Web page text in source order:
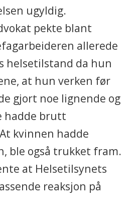
reaksjon.
det ikke funnet
i
46 saker
§
til en advarsel.
ugyldig.
pekte blant
allerede
helsetilstand da hun
at hun verken før
gjort noe lignende og
hadde brutt
kvinnen hadde
ble også trukket fram.
at Helsetilsynets
reaksjon på